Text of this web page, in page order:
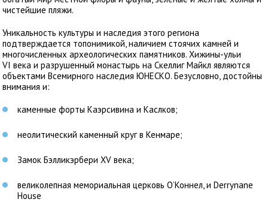
чистейшие пляжи.
Уникальность культуры и наследия этого региона
подтверждается топонимикой, наличием стоячих камней и
многочисленных археологических памятников. Хижины-ульи
VI века и разрушенный монастырь на Скеллиг Майкл являются
объектами Всемирного наследия ЮНЕСКО. Безусловно, достойны
внимания и:
каменные форты Каэрсивина и Каслков;
неолитический каменный круг в Кенмаре;
Замок Бэлликэрбери XV века;
великолепная мемориальная церковь О’Коннел, и Derrynane
House